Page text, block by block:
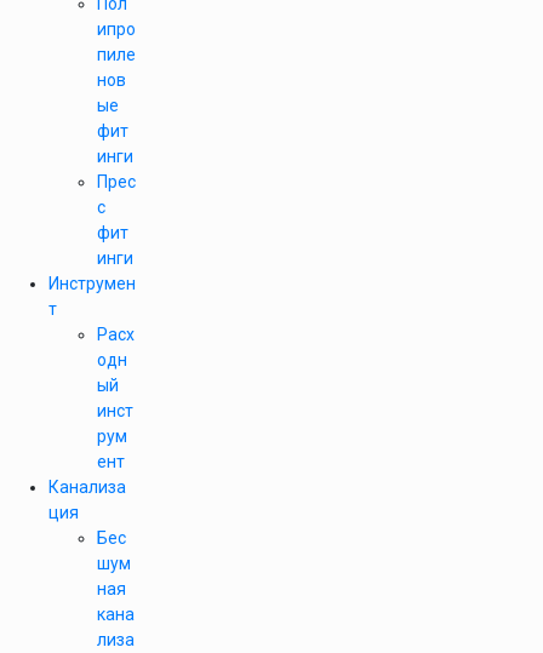
ипро
пиле
нов
ые
фит
инги
Прес
с
фит
инги
Инструмен
т
Расх
одн
ый
инст
рум
ент
Канализа
ция
Бес
шум
ная
кана
лиза